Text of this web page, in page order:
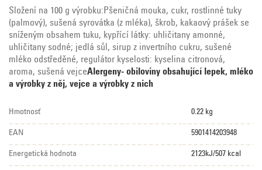
Složení na 100 g výrobku:Pšeničná mouka, cukr, rostlinné tuky
(palmový), sušená syrovátka (z mléka), škrob, kakaový prášek se
sníženým obsahem tuku, kypřící látky: uhličitany amonné,
uhličitany sodné; jedlá sůl, sirup z invertního cukru, sušené
mléko odstředěné, regulátor kyselosti: kyselina citronová,
aroma, sušená vejceAlergeny- obiloviny obsahující lepek, mléko
a výrobky z něj, vejce a výrobky z nich
Hmotnosť 0.22 kg
EAN 5901414203948
Energetická hodnota 2123kJ/507 kcal